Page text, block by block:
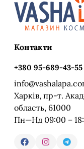
Контакти
+380 95-689-43-55
Харків, пр-т.
область, 61000
Пн—Нд 09:00 –